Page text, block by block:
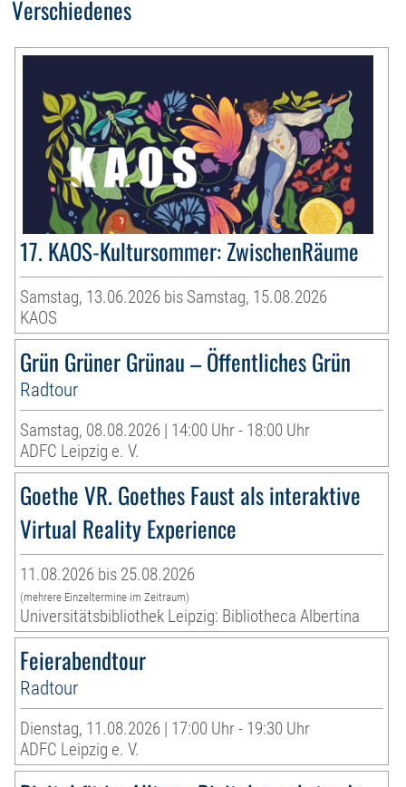
Verschiedenes
17. KAOS-Kultursommer: ZwischenRäume
Samstag, 13.06.2026 bis Samstag, 15.08.2026
KAOS
Grün Grüner Grünau – Öffentliches Grün
Radtour
Samstag, 08.08.2026 | 14:00 Uhr - 18:00 Uhr
ADFC Leipzig e. V.
Goethe VR. Goethes Faust als interaktive
Virtual Reality Experience
11.08.2026 bis 25.08.2026
(mehrere Einzeltermine im Zeitraum)
Universitätsbibliothek Leipzig: Bibliotheca Albertina
Feierabendtour
Radtour
Dienstag, 11.08.2026 | 17:00 Uhr - 19:30 Uhr
ADFC Leipzig e. V.